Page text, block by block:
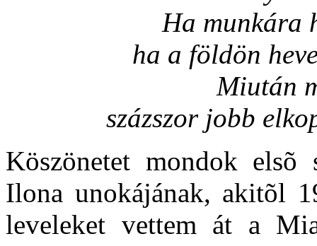
Ha munkára
ha a földön
Miután
százszor jobb
Köszönetet mondok elsõ
Ilona unokájának, akitõl
leveleket vettem át a